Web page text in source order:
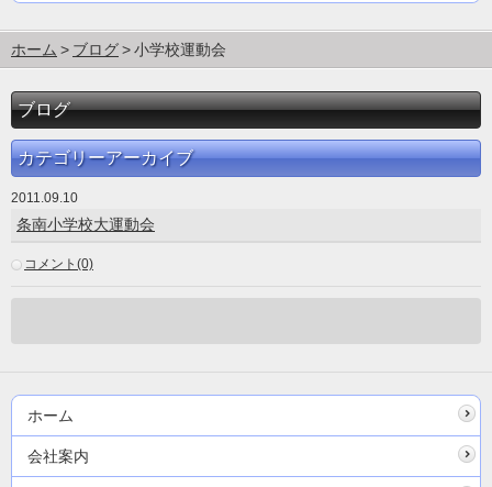
ホーム ブログ 小学校運動会
ブログ
カテゴリーアーカイブ
2011.09.10
条南小学校大運動会
コメント(0)
ホーム
会社案内